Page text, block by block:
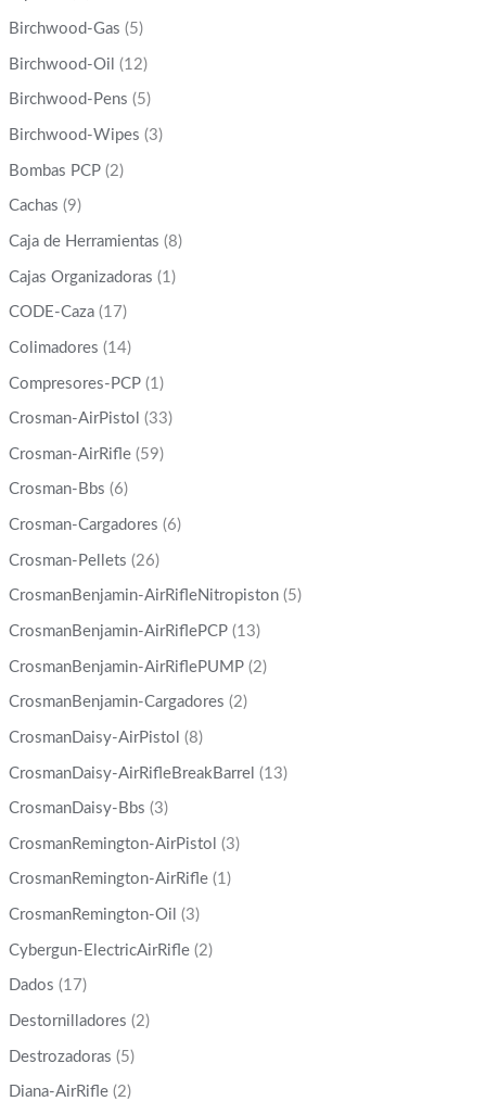
Birchwood-Gas (5)
Birchwood-Oil (12)
Birchwood-Pens (5)
Birchwood-Wipes (3)
Bombas PCP (2)
Cachas (9)
Caja de Herramientas (8)
Cajas Organizadoras (1)
CODE-Caza (17)
Colimadores (14)
Compresores-PCP (1)
Crosman-AirPistol (33)
Crosman-AirRifle (59)
Crosman-Bbs (6)
Crosman-Cargadores (6)
Crosman-Pellets (26)
CrosmanBenjamin-AirRifleNitropiston (5)
CrosmanBenjamin-AirRiflePCP (13)
CrosmanBenjamin-AirRiflePUMP (2)
CrosmanBenjamin-Cargadores (2)
CrosmanDaisy-AirPistol (8)
CrosmanDaisy-AirRifleBreakBarrel (13)
CrosmanDaisy-Bbs (3)
CrosmanRemington-AirPistol (3)
CrosmanRemington-AirRifle (1)
CrosmanRemington-Oil (3)
Cybergun-ElectricAirRifle (2)
Dados (17)
Destornilladores (2)
Destrozadoras (5)
Diana-AirRifle (2)